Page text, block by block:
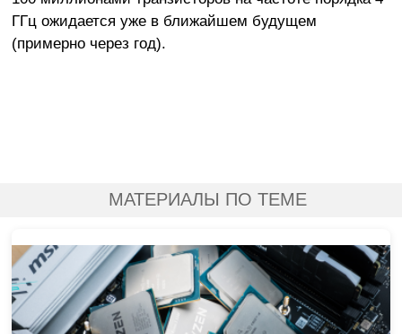
ГГц ожидается уже в ближайшем будущем
(примерно через год).
МАТЕРИАЛЫ ПО ТЕМЕ